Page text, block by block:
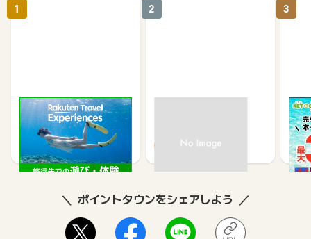
楽天トラベル観光体験
2.5%
1
1.3%
2
【
買取
3
ポイントタウンをシェアしよう